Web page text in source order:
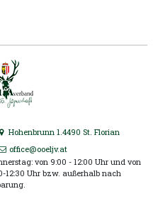
Hohenbrunn 1.4490 St. Florian
office@ooeljv.at
von 9:00 - 12:00 Uhr und von
12:30 Uhr bzw. außerhalb nach